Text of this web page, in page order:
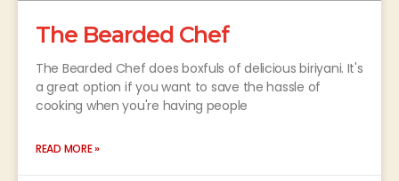
The Bearded Chef
The Bearded Chef does boxfuls of delicious biriyani. It's
a great option if you want to save the hassle of
cooking when you're having people
READ MORE »